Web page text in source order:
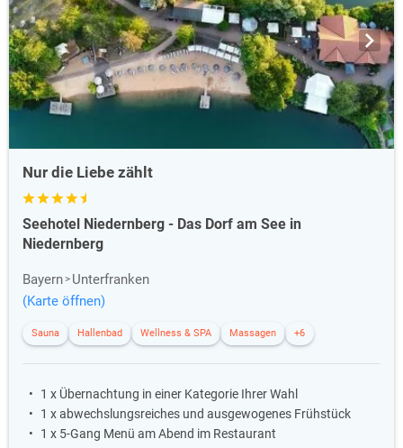
Nur die Liebe zählt
Seehotel Niedernberg - Das Dorf am See in
Niedernberg
Bayern
Unterfranken
(Karte öffnen)
Sauna Hallenbad Wellness & SPA Massagen +6
1 x Übernachtung in einer Kategorie Ihrer Wahl
1 x abwechslungsreiches und ausgewogenes Frühstück
1 x 5-Gang Menü am Abend im Restaurant